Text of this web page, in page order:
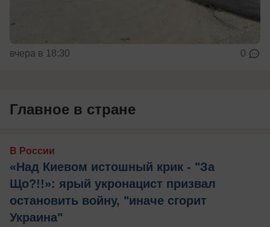
вчера в 18:30 0
Главное в стране
В России
«Над Киевом истошный крик - "За
Що?!!»: ярый укронацист призвал
остановить войну, "иначе сгорит
Украина"